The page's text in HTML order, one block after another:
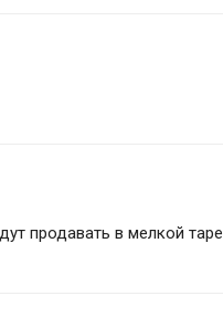
продавать в мелкой таре